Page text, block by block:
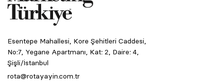
Esentepe Mahallesi, Kore Şehitleri Caddesi,
No:7, Yegane Apartmanı, Kat: 2, Daire: 4,
Şişli/İstanbul
rota@rotayayin.com.tr